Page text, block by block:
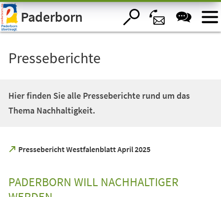
Visuelle
Assistenzsoftware
öffnen.Paderborn
Presseberichte
Hier finden Sie alle Presseberichte rund um das
Thema Nachhaltigkeit.
Pressebericht Westfalenblatt April 2025
(Öffnet
neuen
Tab)
PADERBORN WILL NACHHALTIGER